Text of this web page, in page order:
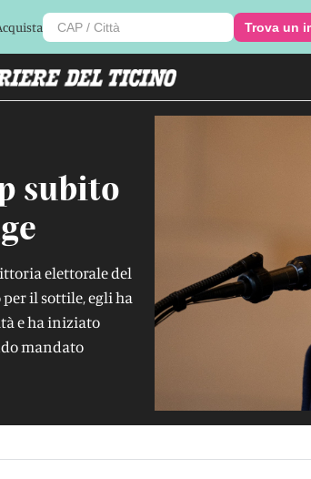
Trova un
subito
elettorale del
il sottile, egli ha
e ha iniziato
mandato